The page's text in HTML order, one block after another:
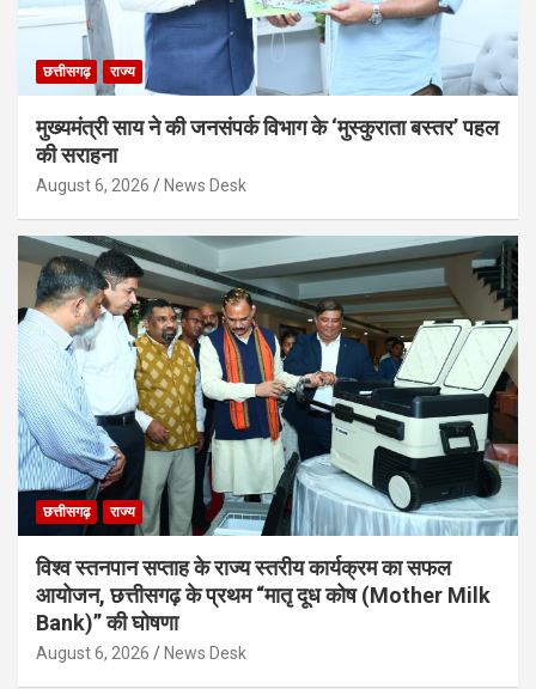
छत्तीसगढ़ राज्य
मुख्यमंत्री साय ने की जनसंपर्क विभाग के ‘मुस्कुराता बस्तर’ पहल
की सराहना
August 6, 2026 News Desk
छत्तीसगढ़ राज्य
विश्व स्तनपान सप्ताह के राज्य स्तरीय कार्यक्रम का सफल
आयोजन, छत्तीसगढ़ के प्रथम “मातृ दूध कोष (Mother Milk
Bank)” की घोषणा
August 6, 2026 News Desk